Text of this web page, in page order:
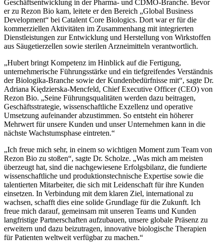
Geschäftsentwicklung in der Pharma- und CDMO-Branche. Bevor
er zu Rezon Bio kam, leitete er den Bereich „Global Business
Development“ bei Catalent Core Biologics. Dort war er für die
kommerziellen Aktivitäten im Zusammenhang mit integrierten
Dienstleistungen zur Entwicklung und Herstellung von Wirkstoffen
aus Säugetierzellen sowie sterilen Arzneimitteln verantwortlich.
„Hubert bringt Kompetenz im Hinblick auf die Fertigung,
unternehmerische Führungsstärke und ein tiefgreifendes Verständnis
der Biologika-Branche sowie der Kundenbedürfnisse mit“, sagte Dr.
Adriana Kiędzierska-Mencfeld, Chief Executive Officer (CEO) von
Rezon Bio. „Seine Führungsqualitäten werden dazu beitragen,
Geschäftsstrategie, wissenschaftliche Exzellenz und operative
Umsetzung aufeinander abzustimmen. So entsteht ein höherer
Mehrwert für unsere Kunden und unser Unternehmen kann in die
nächste Wachstumsphase eintreten.“
„Ich freue mich sehr, in einem so wichtigen Moment zum Team von
Rezon Bio zu stoßen“, sagte Dr. Scholze. „Was mich am meisten
überzeugt hat, sind die nachgewiesene Erfolgsbilanz, die fundierte
wissenschaftliche und produktionstechnische Expertise sowie die
talentierten Mitarbeiter, die sich mit Leidenschaft für ihre Kunden
einsetzen. In Verbindung mit dem klaren Ziel, international zu
wachsen, schafft dies eine solide Grundlage für die Zukunft. Ich
freue mich darauf, gemeinsam mit unseren Teams und Kunden
langfristige Partnerschaften aufzubauen, unsere globale Präsenz zu
erweitern und dazu beizutragen, innovative biologische Therapien
für Patienten weltweit verfügbar zu machen.“